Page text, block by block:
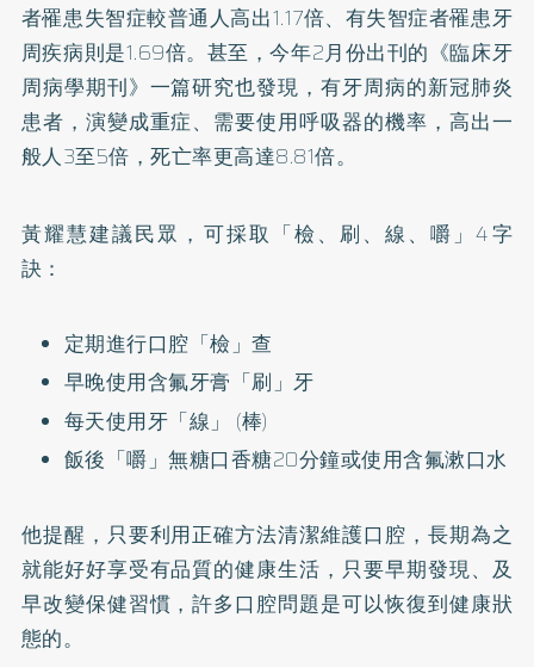
者罹患失智症較普通人高出1.17倍、有失智症者罹患牙
周疾病則是1.69倍。甚至，今年2月份出刊的《臨床牙
周病學期刊》一篇研究也發現，有牙周病的新冠肺炎
患者，演變成重症、需要使用呼吸器的機率，高出一
般人3至5倍，死亡率更高達8.81倍。
黃耀慧建議民眾，可採取「檢、刷、線、嚼」4字
訣：
定期進行口腔「檢」查
早晚使用含氟牙膏「刷」牙
每天使用牙「線」 (棒)
飯後「嚼」無糖口香糖20分鐘或使用含氟漱口水
他提醒，只要利用正確方法清潔維護口腔，長期為之
就能好好享受有品質的健康生活，只要早期發現、及
早改變保健習慣，許多口腔問題是可以恢復到健康狀
態的。